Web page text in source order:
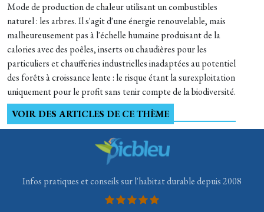
Mode de production de chaleur utilisant un combustibles
naturel : les arbres. Il s'agit d'une énergie renouvelable, mais
malheureusement pas à l'échelle humaine produisant de la
calories avec des poêles, inserts ou chaudières pour les
particuliers et chaufferies industrielles inadaptées au potentiel
des forêts à croissance lente : le risque étant la surexploitation
uniquement pour le profit sans tenir compte de la biodiversité.
VOIR DES ARTICLES DE CE THÈME
Infos pratiques et conseils sur l'habitat durable depuis 2008